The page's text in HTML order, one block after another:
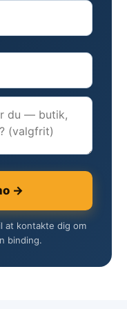
→
at kontakte dig om
binding.